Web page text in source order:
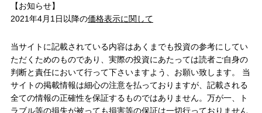
【お知らせ】
2021年4月1日以降の価格表示に関して
当サイトに記載されている内容はあくまでも投資の参考にしてい
ただくためのものであり、実際の投資にあたっては読者ご自身の
判断と責任において行って下さいますよう、お願い致します。 当
サイトの掲載情報は細心の注意を払っておりますが、記載される
全ての情報の正確性を保証するものではありません。万が一、ト
ラブル等の損失が被っても損害等の保証は一切行っておりません